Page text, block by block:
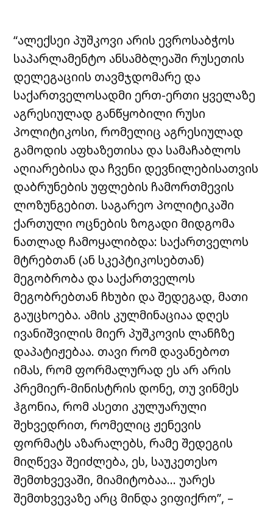
“ალექსეი პუშკოვი არის ევროსაბჭოს
საპარლამენტო ანსამბლეაში რუსეთის
დელეგაციის თავმჯდომარე და
საქართველოსადმი ერთ-ერთი ყველაზე
აგრესიულად განწყობილი რუსი
პოლიტიკოსი, რომელიც აგრესიულად
გამოდის აფხაზეთისა და სამაჩაბლოს
აღიარებისა და ჩვენი დევნილებისათვის
დაბრუნების უფლების ჩამორთმევის
ლოზუნგებით. საგარეო პოლიტიკაში
ქართული ოცნების ზოგადი მიდგომა
ნათლად ჩამოყალიბდა: საქართველოს
მტრებთან (ან სკეპტიკოსებთან)
მეგობრობა და საქართველოს
მეგობრებთან ჩხუბი და შედეგად, მათი
გაუცხოება. ამის კულმინაციაა დღეს
ივანიშვილის მიერ პუშკოვის ლანჩზე
დაპატიჟებაა. თავი რომ დავანებოთ
იმას, რომ ფორმალურად ეს არ არის
პრემიერ-მინისტრის დონე, თუ ვინმეს
ჰგონია, რომ ასეთი კულუარული
შეხვედრით, რომელიც ჟენევის
ფორმატს აზარალებს, რამე შედეგის
მიღწევა შეიძლება, ეს, საუკეთესო
შემთხვევაში, მიამიტობაა… უარეს
შემთხვევაზე არც მინდა ვიფიქრო”, –